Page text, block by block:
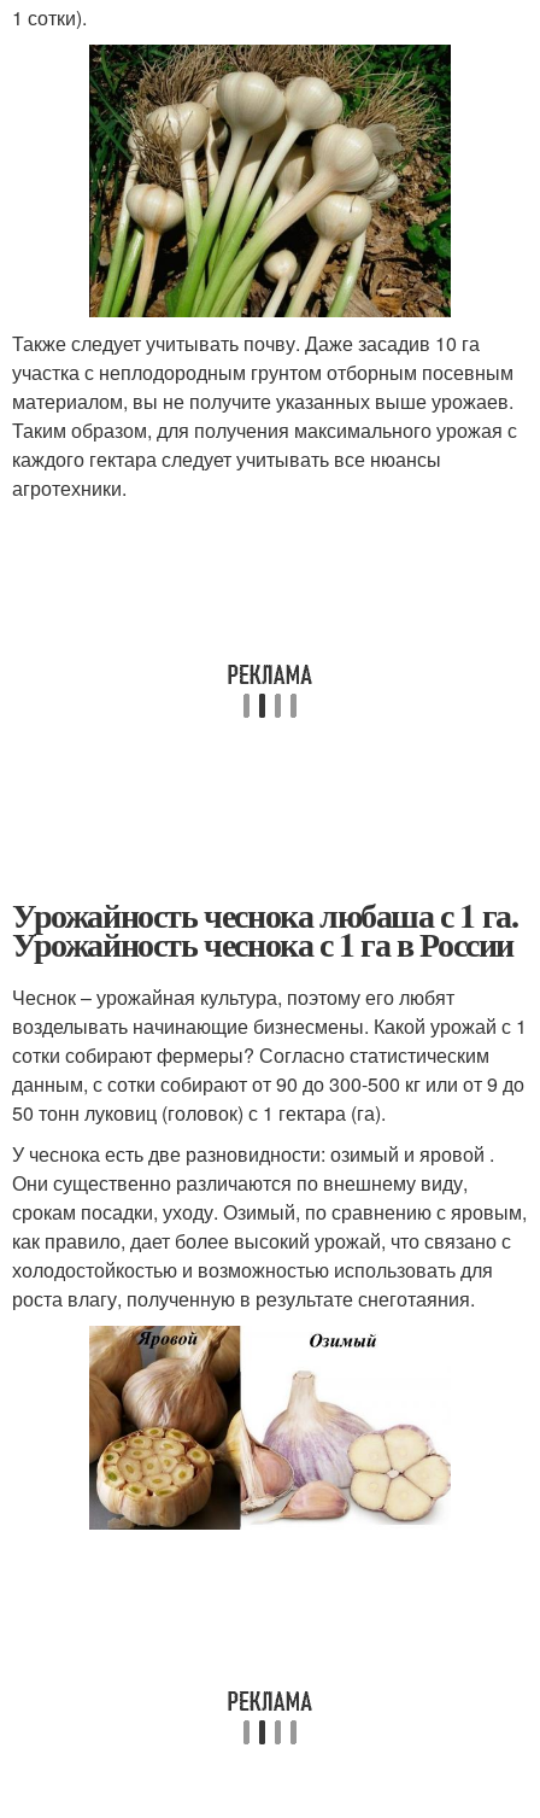
1 сотки).
Также следует учитывать почву. Даже засадив 10 га
участка с неплодородным грунтом отборным посевным
материалом, вы не получите указанных выше урожаев.
Таким образом, для получения максимального урожая с
каждого гектара следует учитывать все нюансы
агротехники.
Урожайность чеснока любаша с 1 га.
Урожайность чеснока с 1 га в России
Чеснок – урожайная культура, поэтому его любят
возделывать начинающие бизнесмены. Какой урожай с 1
сотки собирают фермеры? Согласно статистическим
данным, с сотки собирают от 90 до 300-500 кг или от 9 до
50 тонн луковиц (головок) с 1 гектара (га).
У чеснока есть две разновидности: озимый и яровой .
Они существенно различаются по внешнему виду,
срокам посадки, уходу. Озимый, по сравнению с яровым,
как правило, дает более высокий урожай, что связано с
холодостойкостью и возможностью использовать для
роста влагу, полученную в результате снеготаяния.